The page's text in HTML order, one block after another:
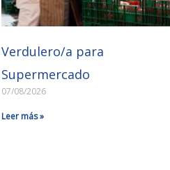
Verdulero/a para
Supermercado
07/08/2026
Leer más »